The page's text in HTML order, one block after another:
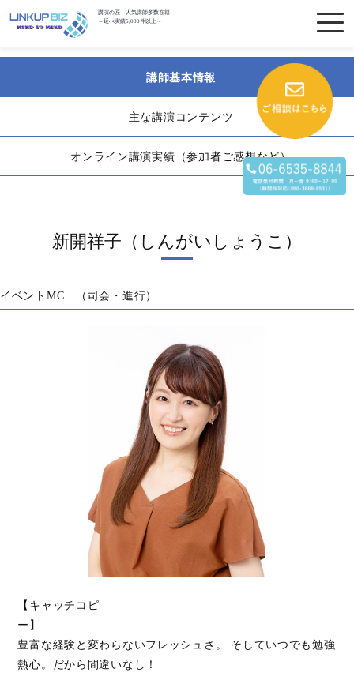
講演の匠 人気講師多数在籍
～延べ実績5,000件以上～
講師基本情報
主な講演コンテンツ
オンライン講演実績（参加者ご感想など）
新開祥子（しんがいしょうこ）
イベントMC （司会・進行）
【キャッチコピ
ー
豊富な経験と変わらないフレッシュさ。 そしていつでも勉強
熱心。だから間違いなし！